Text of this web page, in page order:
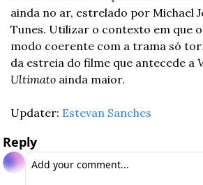
ainda no ar, estrelado por Michael
Tunes. Utilizar o contexto em que
modo coerente com a trama só
da estreia do filme que antecede a
Ultimato ainda maior.
Updater: Estevan Sanches
Reply